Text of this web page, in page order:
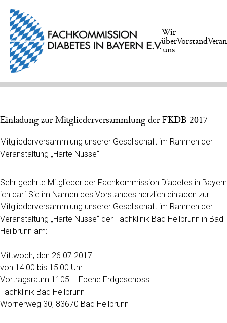
Wir
über
uns
Vorstand
Einladung zur Mitgliederversammlung der FKDB 2017
Mitgliederversammlung unserer Gesellschaft im Rahmen der
Veranstaltung „Harte Nüsse“
Sehr geehrte Mitglieder der Fachkommission Diabetes in
ich darf Sie im Namen des Vorstandes herzlich einladen zur
Mitgliederversammlung unserer Gesellschaft im Rahmen der
Veranstaltung „Harte Nüsse“ der Fachklinik Bad Heilbrunn in Bad
Heilbrunn am:
Mittwoch, den 26.07.2017
von 14:00 bis 15:00 Uhr
Vortragsraum 1105 – Ebene Erdgeschoss
Fachklinik Bad Heilbrunn
Wörnerweg 30, 83670 Bad Heilbrunn